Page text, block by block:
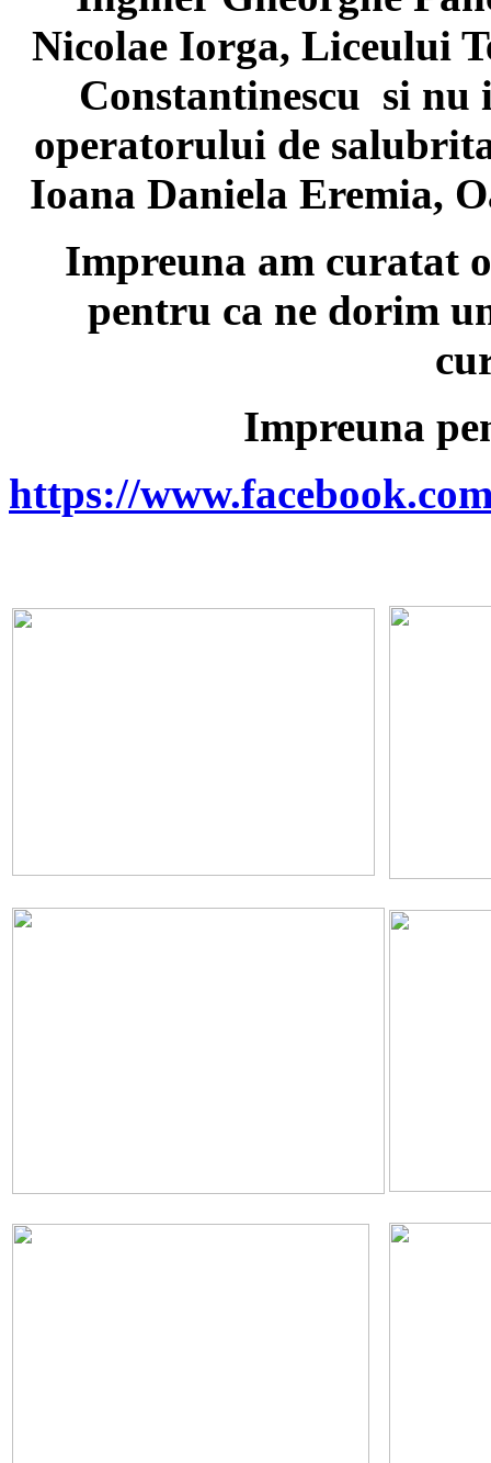
Nicolae Iorga, Liceului
Constantinescu si
operatorului de
Ioana Daniela Eremia,
Impreuna am curatat
pentru ca ne dorim
Impreuna
https://